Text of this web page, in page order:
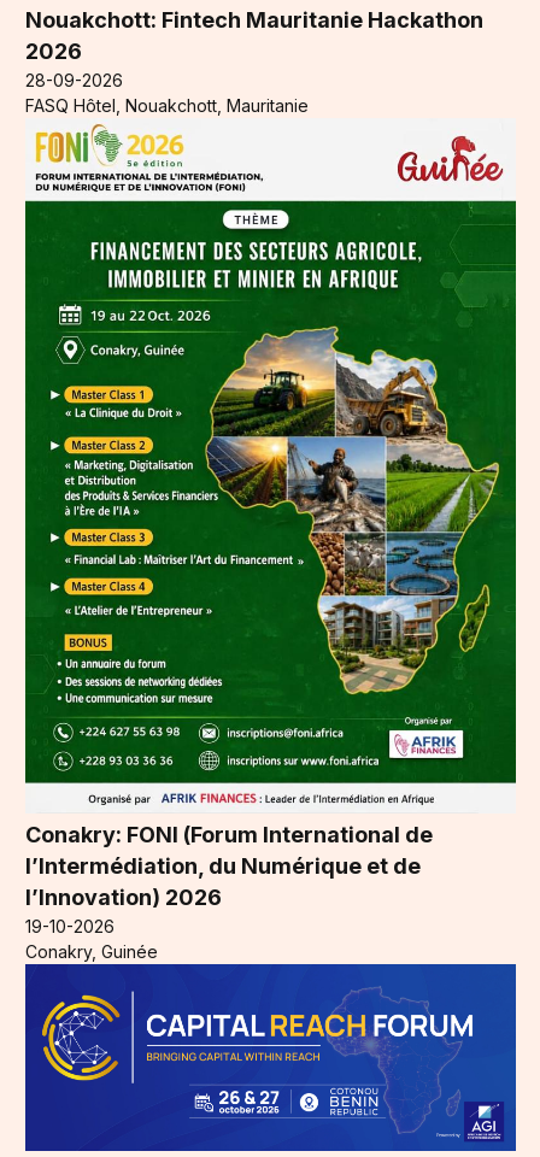
Nouakchott: Fintech Mauritanie Hackathon
2026
28-09-2026
FASQ Hôtel, Nouakchott, Mauritanie
Conakry: FONI (Forum International de
l’Intermédiation, du Numérique et de
l’Innovation) 2026
19-10-2026
Conakry, Guinée